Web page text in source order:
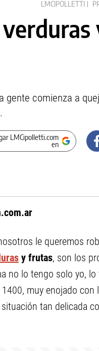
LMCIPOLLETTI
gente comienza a
LMCipolletti.com
en
le queremos
y frutas, son los
no lo tengo solo yo,
muy enojado con
tan delicada